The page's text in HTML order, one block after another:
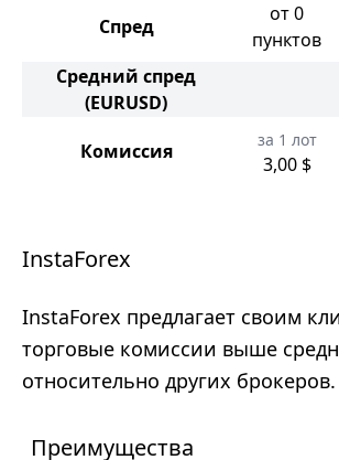
Спред
от 0
пунктов
Средний спред
(EURUSD)
Комиссия за 1 лот
3,00 $
InstaForex
InstaForex предлагает своим
торговые комиссии выше
относительно других брокеров.
Преимущества